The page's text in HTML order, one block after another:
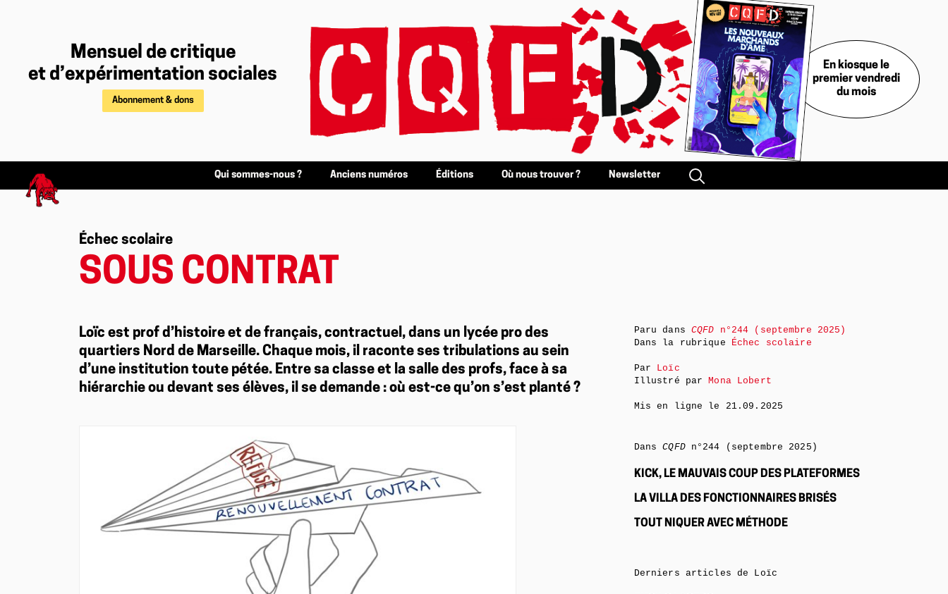
Mensuel de critique
et d’expérimentation sociales
Abonnement & dons
En kiosque le
premier vendredi
du mois
Qui sommes-nous ? Anciens numéros Éditions Où nous trouver ? Newsletter
Échec scolaire
SOUS CONTRAT
Loïc est prof d’histoire et de français, contractuel, dans un lycée pro des
quartiers Nord de Marseille. Chaque mois, il raconte ses tribulations au sein
d’une institution toute pétée. Entre sa classe et la salle des profs, face à sa
hiérarchie ou devant ses élèves, il se demande : où est-ce qu’on s’est planté ?
Paru dans CQFD n°244 (septembre 2025)
Dans la rubrique Échec scolaire
Par Loïc
Illustré parMona Lobert
Mis en ligne le 21.09.2025
DansCQFDn°244 (septembre 2025)
KICK, LE MAUVAIS COUP DES PLATEFORMES
LA VILLA DES FONCTIONNAIRES BRISÉS
TOUT NIQUER AVEC MÉTHODE
Derniers articles de Loïc